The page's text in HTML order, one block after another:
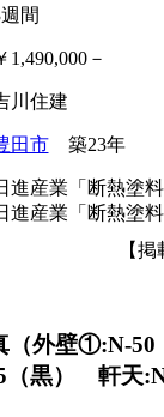
間
1,490,000－
川住建
田市築23年
進産業「断熱塗
進産業「断熱塗
【
（外壁①:N-
黒） 軒天:N-